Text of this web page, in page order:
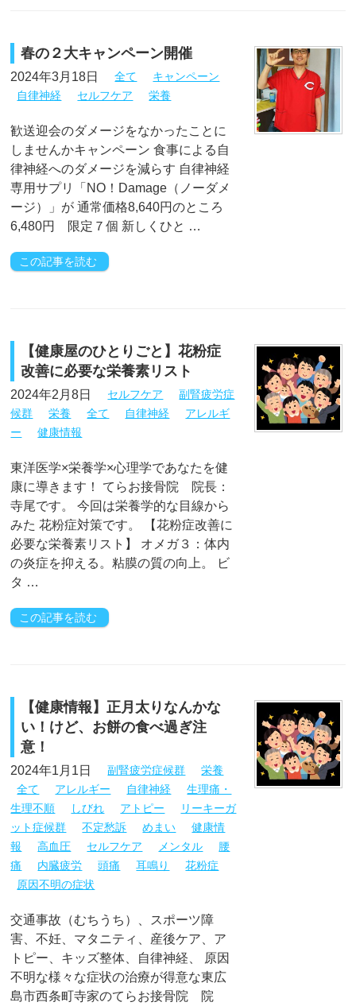
春の２大キャンペーン開催
2024年3月18日 全て
キャンペーン
自律神経
セルフケア 栄養
歓送迎会のダメージをなかったことに
しませんかキャンペーン 食事による自
律神経へのダメージを減らす 自律神経
専用サプリ「NO！Damage（ノーダメ
ージ）」が 通常価格8,640円のところ
6,480円 限定７個 新しくひと …
この記事を読む
【健康屋のひとりごと】花粉症
改善に必要な栄養素リスト
2024年2月8日 セルフケア
副腎疲労症
候群
栄養 全て 自律神経
アレルギ
ー
健康情報
東洋医学×栄養学×心理学であなたを健
康に導きます！ てらお接骨院 院長：
寺尾です。 今回は栄養学的な目線から
みた 花粉症対策です。 【花粉症改善に
必要な栄養素リスト】 オメガ３：体内
の炎症を抑える。粘膜の質の向上。 ビ
タ …
この記事を読む
【健康情報】正月太りなんかな
い！けど、お餅の食べ過ぎ注
意！
2024年1月1日 副腎疲労症候群
栄養
全て
アレルギー 自律神経
生理痛・
生理不順
しびれ アトピー
リーキーガ
ット症候群
不定愁訴 めまい
健康情
報
高血圧 セルフケア メンタル
腰
痛
内臓疲労 頭痛 耳鳴り
花粉症
原因不明の症状
交通事故（むちうち）、スポーツ障
害、不妊、マタニティ、産後ケア、ア
トピー、キッズ整体、自律神経、 原因
不明な様々な症状の治療が得意な東広
島市西条町寺家のてらお接骨院 院